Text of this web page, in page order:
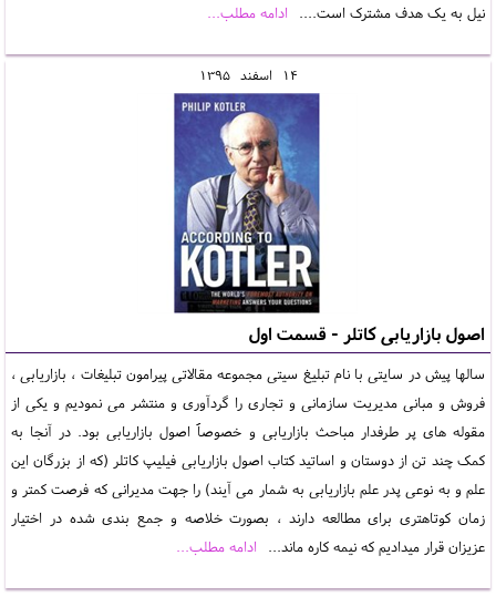
نیل به یک هدف مشترک است.... ادامه مطلب...
14 اسفند 1395
اصول بازاریابی کاتلر - قسمت اول
سالها پیش در سایتی با نام تبلیغ سیتی مجموعه مقالاتی پیرامون تبلیغات ، بازاریابی ،
فروش و مبانی مدیریت سازمانی و تجاری را گردآوری و منتشر می نمودیم و یکی از
مقوله های پر طرفدار مباحث بازاریابی و خصوصاََ اصول بازاریابی بود. در آنجا به
کمک چند تن از دوستان و اساتید کتاب اصول بازاریابی فیلیپ کاتلر (که از بزرگان این
علم و به نوعی پدر علم بازاریابی به شمار می آیند) را جهت مدیرانی که فرصت کمتر و
زمان کوتاهتری برای مطالعه دارند ، بصورت خلاصه و جمع بندی شده در اختیار
عزیزان قرار میدادیم که نیمه کاره ماند... ادامه مطلب...